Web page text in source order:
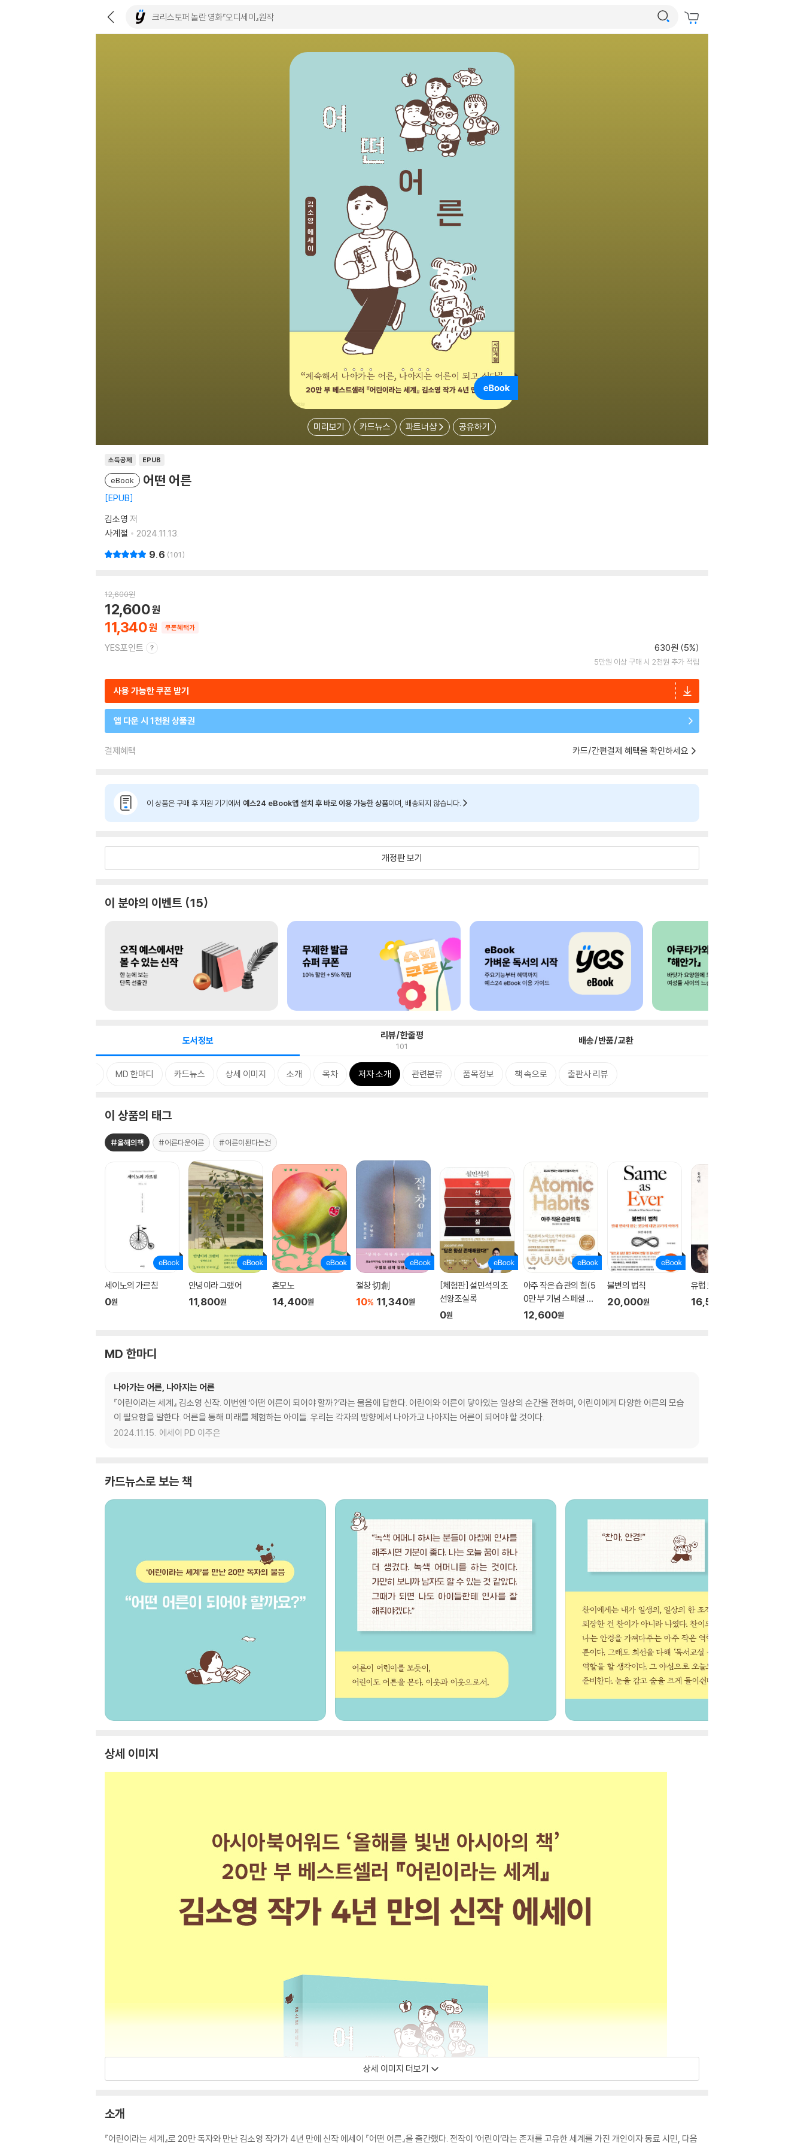
미리보기 카드뉴스 파트너샵 공유하기
소득공제 EPUB
eBook 어떤 어른
EPUB
김소영 저
사계절
2024.11.13.
9.6 101
12,600원
11,340
12,600
쿠폰혜택가
YES포인트 630원 (5%)
5만원 이상 구매 시 2천원 추가 적립
사용 가능한 쿠폰 받기
앱 다운 시 1천원 상품권
결제혜택 카드/간편결제 혜택을 확인하세요
이 상품은 구매 후 지원 기기에서 예스24 eBook앱 설치 후 바로 이용 가능한 상품이며, 배송되지 않습니다.
개정판 보기
이 분야의 이벤트 15
도서정보 리뷰/한줄평
101 배송/반품/교환
MD 한마디 카드뉴스 상세 이미지 소개 목차 저자 소개 관련분류 품목정보 책 속으로 출판사 리뷰
이 상품의 태그
#올해의책 #어른다운어른 #어른이된다는건
세이노의 가르침
0원
안녕이라 그랬어
11,800원
혼모노
14,400원
절창 切創
10% 11,340원
[체험판] 설민석의 조
선왕조실록
0원
아주 작은 습관의 힘(5
0만 부 기념 스페셜 에
디션)
12,600원
불변의 법칙
20,000원
유럽 도시 기행 1
16,500
MD 한마디
나아가는 어른, 나아지는 어른
『어린이라는 세계』 김소영 신작. 이번엔 ‘어떤 어른이 되어야 할까?’라는 물음에 답한다. 어린이와 어른이 닿아있는 일상의 순간을 전하며, 어린이에게 다양한 어른의 모습
이 필요함을 말한다. 어른을 통해 미래를 체험하는 아이들. 우리는 각자의 방향에서 나아가고 나아지는 어른이 되어야 할 것이다.
2024.11.15. 에세이 PD 이주은
카드뉴스로 보는 책
상세 이미지
상세 이미지 더보기
소개
『어린이라는 세계』로 20만 독자와 만난 김소영 작가가 4년 만에 신작 에세이 『어떤 어른』을 출간했다. 전작이 ‘어린이’라는 존재를 고유한 세계를 가진 개인이자 동료 시민, 다음